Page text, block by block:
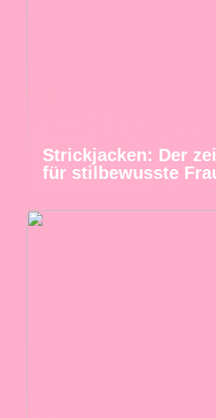
Strickjacken: Der
für stilbewusste